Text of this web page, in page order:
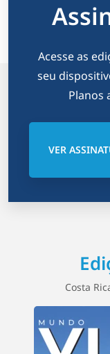
Acesse as
seu
Planos
VER
Costa